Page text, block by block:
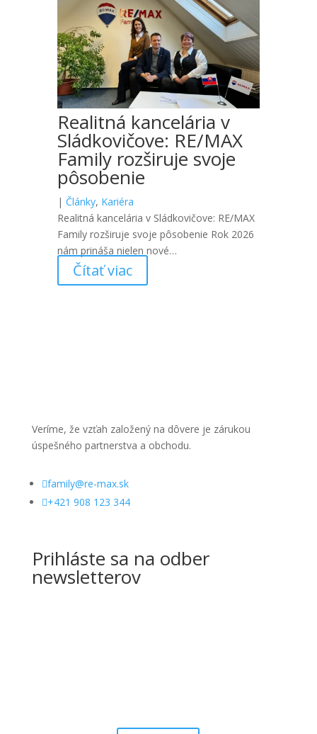
Realitná kancelária v
Sládkovičove: RE/MAX
Family rozširuje svoje
pôsobenie
| Články, Kariéra
Realitná kancelária v Sládkovičove: RE/MAX
Family rozširuje svoje pôsobenie Rok 2026
nám prináša nielen nové…
Čítať viac
Veríme, že vzťah založený na dôvere je zárukou
úspešného partnerstva a obchodu.
family@re-max.sk
+421 908 123 344
Prihláste sa na odber
newsletterov